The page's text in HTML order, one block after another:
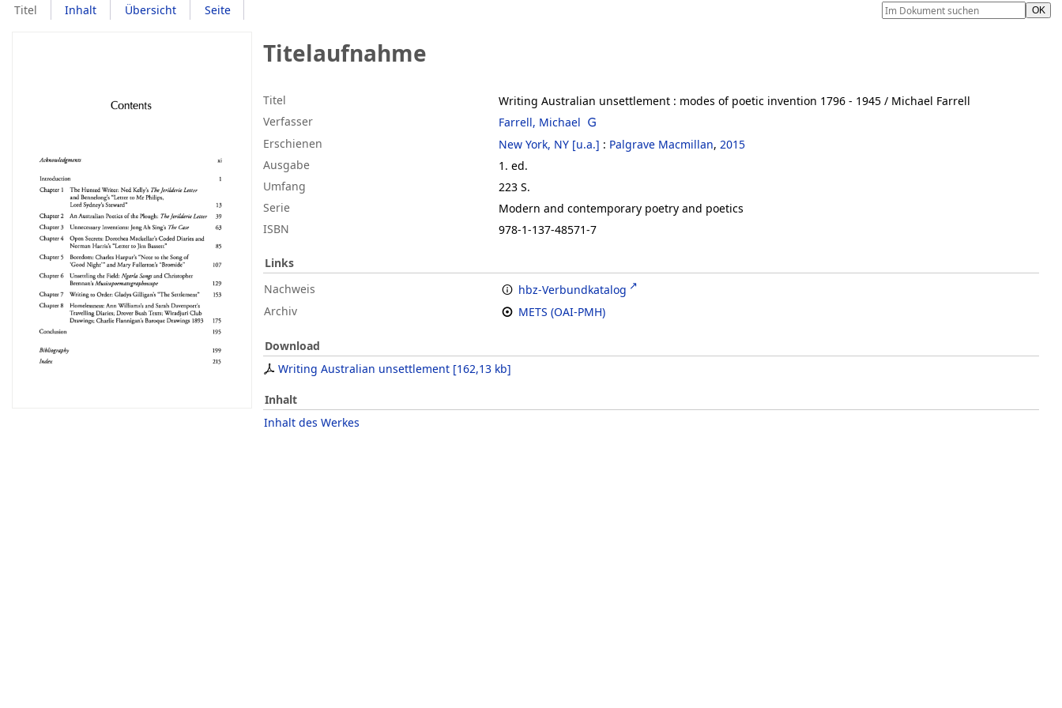
Titel Inhalt Übersicht Seite
Titelaufnahme
Titel Writing Australian unsettlement : modes of poetic invention 1796 - 1945 / Michael Farrell
Verfasser
Farrell, Michael
Erschienen
New York, NY [u.a.] : Palgrave Macmillan, 2015
Ausgabe
1. ed.
Umfang
223 S.
Serie
Modern and contemporary poetry and poetics
ISBN
978-1-137-48571-7
Links
Nachweis
hbz-Verbundkatalog
Archiv
METS (OAI-PMH)
Download
Writing Australian unsettlement [162,13 kb]
Inhalt
Inhalt des Werkes